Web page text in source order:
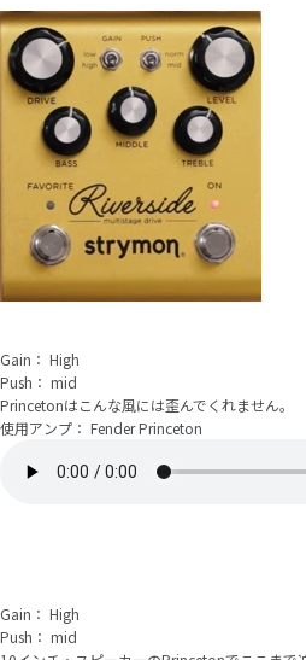
Gain： High
Push： mid
Princetonはこんな風には歪んでくれません。
使用アンプ： Fender Princeton
Gain： High
Push： mid